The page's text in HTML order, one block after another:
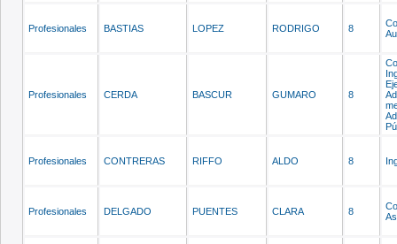
Profesionales BASTIAS LOPEZ RODRIGO 8
Profesionales CERDA BASCUR GUMARO 8
Profesionales CONTRERAS RIFFO ALDO 8
Profesionales DELGADO PUENTES CLARA 8